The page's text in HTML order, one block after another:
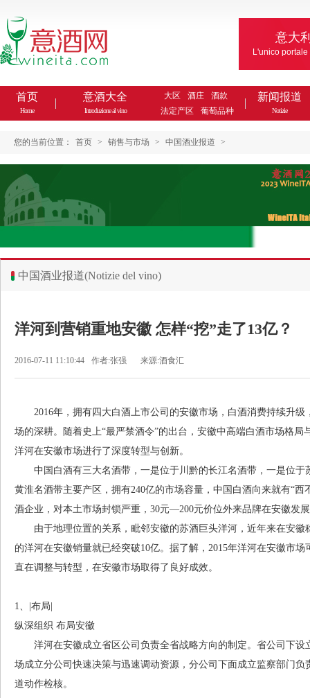
意大
L'unico
首页
Home
意酒大全
Introduzione al vino
大区 酒庄
酒款
法定产区
葡萄品种
新闻报道
Notizie
您的当前位置： 首页 > 销售与市场 > 中国酒业报道 >
中国酒业报道(Notizie del vino)
洋河到营销重地安徽 怎样“挖”走了13亿？
2016-07-11 11:10:44 作者:张强 来源:酒食汇
2016年，拥有四大白酒上市公司的安徽市场，白酒消费持续升级
场的深耕。随着史上“最严禁酒令”的出台，安徽中高端白酒市场格
洋河在安徽市场进行了深度转型与创新。
中国白酒有三大名酒带，一是位于川黔的长江名酒带，一是位于
黄淮名酒带主要产区，拥有240亿的市场容量，中国白酒向来就有“
酒企业，对本土市场封锁严重，30元—200元价位外来品牌在安徽发
由于地理位置的关系，毗邻安徽的苏酒巨头洋河，近年来在安徽
的洋河在安徽销量就已经突破10亿。据了解，2015年洋河在安徽市
直在调整与转型，在安徽市场取得了良好成效。
1、|布局|
纵深组织 布局安徽
洋河在安徽成立省区公司负责全省战略方向的制定。省公司下设
场成立分公司快速决策与迅速调动资源，分公司下面成立监察部门
道动作检核。